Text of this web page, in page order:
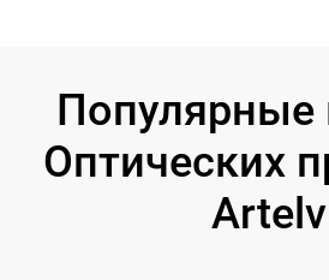
Популярные
Оптических
Artelv